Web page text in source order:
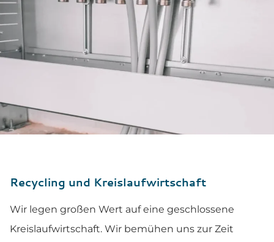
Recycling und Kreislaufwirtschaft
Wir legen großen Wert auf eine geschlossene
Kreislaufwirtschaft. Wir bemühen uns zur Zeit